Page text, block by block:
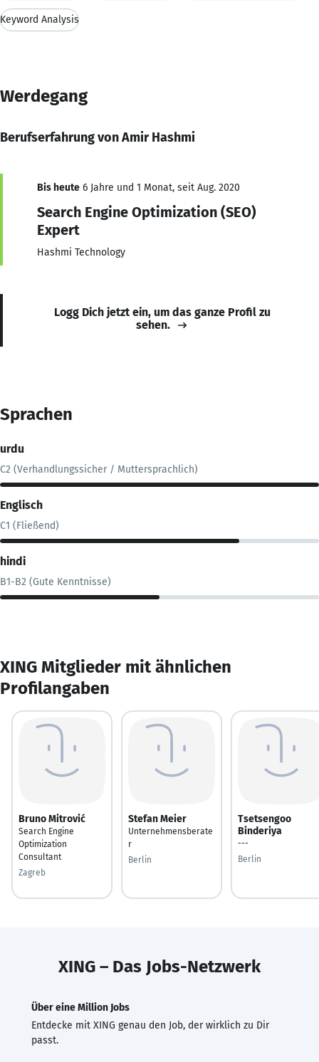
Keyword Analysis
Werdegang
Berufserfahrung von Amir Hashmi
Bis heute 6 Jahre und 1 Monat, seit Aug. 2020
Search Engine Optimization (SEO)
Expert
Hashmi Technology
Logg Dich jetzt ein, um das ganze Profil zu
sehen.
Sprachen
urdu
C2 (Verhandlungssicher / Muttersprachlich)
Englisch
C1 (Fließend)
hindi
B1-B2 (Gute Kenntnisse)
XING Mitglieder mit ähnlichen
Profilangaben
Bruno Mitrović
Search Engine
Optimization
Consultant
Zagreb
Stefan Meier
Unternehmensberate
r
Berlin
Tsetsengoo
Binderiya
---
Berlin
XING – Das Jobs-Netzwerk
Über eine Million Jobs
Entdecke mit XING genau den Job, der wirklich zu Dir
passt.